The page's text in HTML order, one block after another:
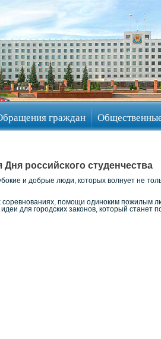
граждан
российского студенчества
и добрые люди, которых волнует не
соревнованиях, помощи одиноким пожилым
для городских законов, который